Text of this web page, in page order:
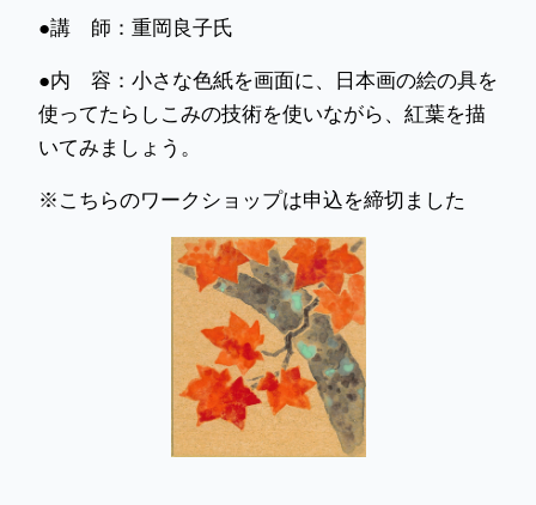
●講 師：重岡良子氏
●内 容：小さな色紙を画面に、日本画の絵の具を
使ってたらしこみの技術を使いながら、紅葉を描
いてみましょう。
※こちらのワークショップは申込を締切ました